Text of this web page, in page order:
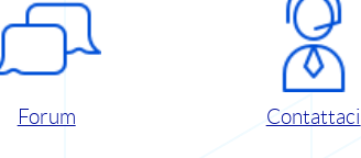
Forum Contattaci